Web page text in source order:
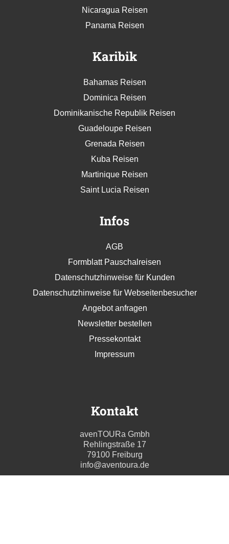
Nicaragua Reisen
Panama Reisen
Karibik
Bahamas Reisen
Dominica Reisen
Dominikanische Republik Reisen
Guadeloupe Reisen
Grenada Reisen
Kuba Reisen
Martinique Reisen
Saint Lucia Reisen
Infos
AGB
Formblatt Pauschalreisen
Datenschutzhinweise für Kunden
Datenschutzhinweise für Webseitenbesucher
Angebot anfragen
Newsletter bestellen
Pressekontakt
Impressum
Kontakt
avenTOURa Gmbh
Rehlingstraße 17
79100 Freiburg
info@aventoura.de